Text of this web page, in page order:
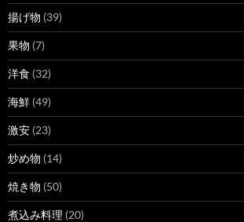
揚げ物 (39)
果物 (7)
洋食 (32)
海鮮 (49)
激安 (23)
炒め物 (14)
焼き物 (50)
煮込み料理 (20)